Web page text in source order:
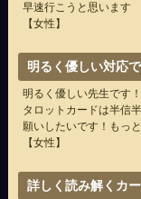
早速行こうと思います
【女性】
明るく優しい対応
明るく優しい先生です！
タロットカードは半信
願いしたいです！もっ
【女性】
詳しく読み解くカ